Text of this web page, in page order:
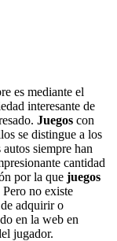
es mediante el
interesante de
Juegos con
se distingue a los
siempre han
cantidad
por la que juegos
no existe
adquirir o
en la web en
jugador.